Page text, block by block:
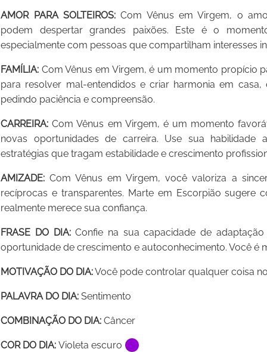
AMOR PARA SOLTEIROS:Com Vênus em Virgem, o
podem despertar grandes paixões. Este é o
especialmente com pessoas que compartilham interesses
FAMÍLIA: Com Vênus em Virgem, é um momento propício
para resolver mal-entendidos e criar harmonia em casa,
pedindo paciência e compreensão.
CARREIRA: Com Vênus em Virgem, é um momento
novas oportunidades de carreira. Use sua habilidade
estratégias que tragam estabilidade e crescimento
AMIZADE: Com Vênus em Virgem, você valoriza a
recíprocas e transparentes. Marte em Escorpião sugere
realmente merece sua confiança.
FRASE DO DIA:Confie na sua capacidade de
oportunidade de crescimento e autoconhecimento. Você é
MOTIVAÇÃO DO DIA:Você pode controlar qualquer coisa
PALAVRA DO DIA: Sentimento
COMBINAÇÃO DO DIA: Câncer
COR DO DIA: Violeta escuro